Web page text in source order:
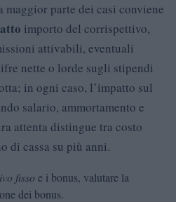
parte dei casi conviene
importo del corrispettivo,
attivabili, eventuali
nette o lorde sugli stipendi
in ogni caso, l’impatto sul
salario, ammortamento e
attenta distingue tra costo
di cassa su più anni.
fisso e i bonus, valutare la
dei bonus.